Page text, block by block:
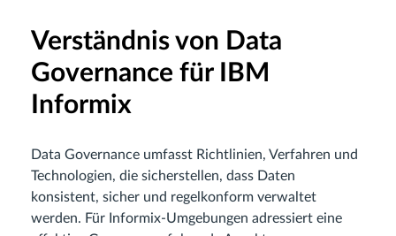
Verständnis von Data
Governance für IBM
Informix
Data Governance umfasst Richtlinien, Verfahren und
Technologien, die sicherstellen, dass Daten
konsistent, sicher und regelkonform verwaltet
werden. Für Informix-Umgebungen adressiert eine